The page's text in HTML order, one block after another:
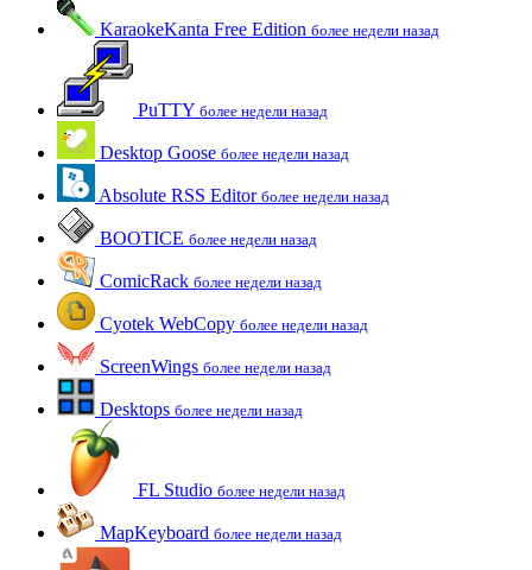
KaraokeKanta Free Edition более недели назад
PuTTY более недели назад
Desktop Goose более недели назад
Absolute RSS Editor более недели назад
BOOTICE более недели назад
ComicRack более недели назад
Cyotek WebCopy более недели назад
ScreenWings более недели назад
Desktops более недели назад
FL Studio более недели назад
MapKeyboard более недели назад